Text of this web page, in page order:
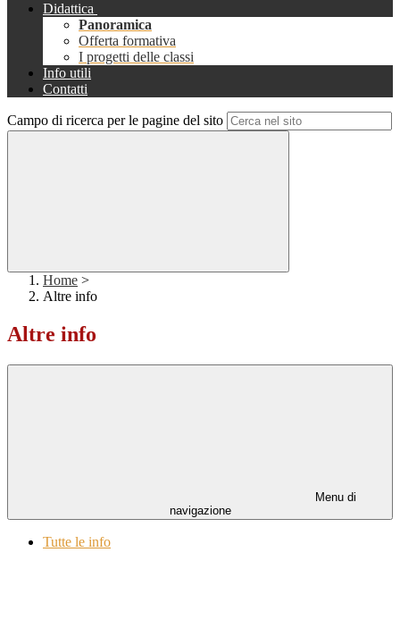
Didattica
Panoramica
Offerta formativa
I progetti delle classi
Info utili
Contatti
Campo di ricerca per le pagine del sito
Home >
Altre info
Altre info
Menu di
navigazione
Tutte le info